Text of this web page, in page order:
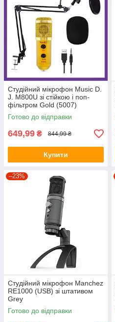
Студійний мікрофон Music D.
J. M800U зі стійкою і поп-
фільтром Gold (5007)
Готово до відправки
649,99 ₴ 844,99 ₴
Купити
–23%
Студійний мікрофон Manchez
RE1000 (USB) зі штативом
Grey
Готово до відправки